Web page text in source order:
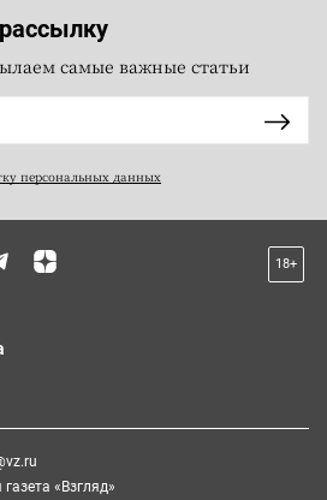
самые важные статьи
персональных данных
18+
«Взгляд»